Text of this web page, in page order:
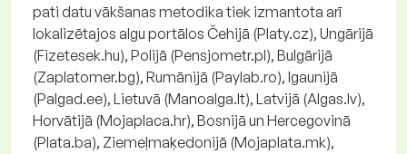
pati datu vākšanas metodika tiek izmantota arī
lokalizētajos algu portālos Čehijā (Platy.cz), Ungārijā
(Fizetesek.hu), Polijā (Pensjometr.pl), Bulgārijā
(Zaplatomer.bg), Rumānijā (Paylab.ro), Igaunijā
(Palgad.ee), Lietuvā (Manoalga.lt), Latvijā (Algas.lv),
Horvātijā (Mojaplaca.hr), Bosnijā un Hercegovinā
(Plata.ba), Ziemeļmaķedonijā (Mojaplata.mk),